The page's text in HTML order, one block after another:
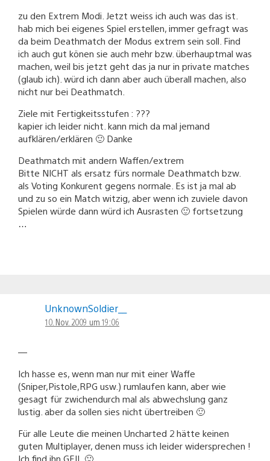
zu den Extrem Modi. Jetzt weiss ich auch was das ist.
hab mich bei eigenes Spiel erstellen, immer gefragt was
da beim Deathmatch der Modus extrem sein soll. Find
ich auch gut könen sie auch mehr bzw. überhauptmal was
machen, weil bis jetzt geht das ja nur in private matches
(glaub ich). würd ich dann aber auch überall machen, also
nicht nur bei Deathmatch.
Ziele mit Fertigkeitsstufen : ???
kapier ich leider nicht. kann mich da mal jemand
aufklären/erklären 🙂 Danke
Deathmatch mit andern Waffen/extrem
Bitte NICHT als ersatz fürs normale Deathmatch bzw.
als Voting Konkurent gegens normale. Es ist ja mal ab
und zu so ein Match witzig, aber wenn ich zuviele davon
Spielen würde dann würd ich Ausrasten 🙂 fortsetzung
UnknownSoldier__
10. Nov. 2009 um 19:06
—
Ich hasse es, wenn man nur mit einer Waffe
(Sniper,Pistole,RPG usw.) rumlaufen kann, aber wie
gesagt für zwichendurch mal als abwechslung ganz
lustig. aber da sollen sies nicht übertreiben 🙂
Für alle Leute die meinen Uncharted 2 hätte keinen
guten Multiplayer, denen muss ich leider widersprechen !
Ich find ihn GEIL 🙂